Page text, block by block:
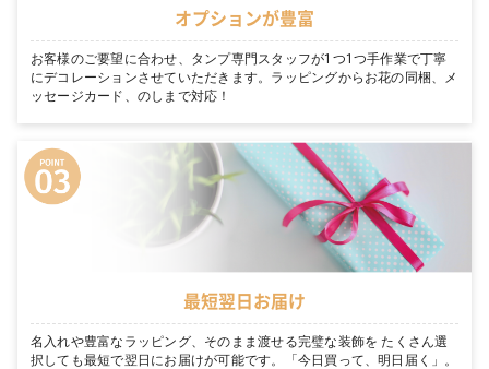
オプションが豊富
お客様のご要望に合わせ、タンプ専門スタッフが1つ1つ手作業で丁寧
にデコレーションさせていただきます。ラッピングからお花の同梱、メ
ッセージカード、のしまで対応！
最短翌日お届け
名入れや豊富なラッピング、そのまま渡せる完璧な装飾を たくさん選
択しても最短で翌日にお届けが可能です。「今日買って、明日届く」。